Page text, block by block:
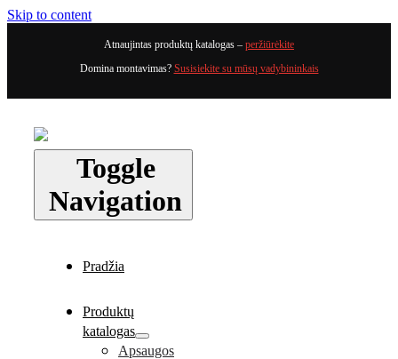
Skip to content
Atnaujintas produktų katalogas – peržiūrėkite
Domina montavimas? Susisiekite su mūsų vadybininkais
Toggle
Navigation
Pradžia
Produktų
katalogas
Apsaugos